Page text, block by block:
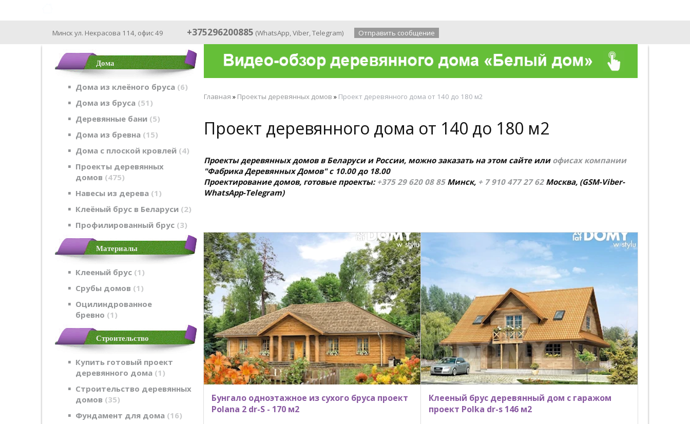
Минск ул. Некрасова 114, офис 49 +375296200885 (WhatsApp,Viber,Telegram) Отправить сообщение
Дома
Дома из клеёного бруса 6
Дома из бруса 51
Деревянные бани 5
Дома из бревна 15
Дома с плоской кровлей 4
Проекты деревянных
домов 475
Навесы из дерева 1
Клеёный брус в Беларуси 2
Профилированный брус 3
Материалы
Клееный брус 1
Срубы домов 1
Оцилиндрованное
бревно 1
Строительство
Купить готовый проект
деревянного дома 1
Строительство деревянных
домов 35
Фундамент для дома 16
Главная » Проекты деревянных домов » Проект деревянного дома от 140 до 180 м2
Проект деревянного дома от 140 до 180 м2
Проекты деревянных домов в Беларуси и России, можно заказать на этом сайте или офисах компании
"Фабрика Деревянных Домов" с 10.00 до 18.00
Проектирование домов, готовые проекты: +375 29 620 08 85Минск, + 7 910 477 27 62Москва, (GSM-Viber-
WhatsApp-Telegram)
Бунгало одноэтажное из сухого бруса проект
Polana 2 dr-S - 170 м2
Клееный брус деревянный дом с гаражом
проект Polka dr-s 146 м2